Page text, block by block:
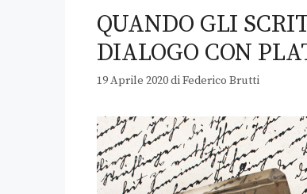
QUANDO GLI
DIALOGO CON
19 Aprile 2020diFederico Brutti